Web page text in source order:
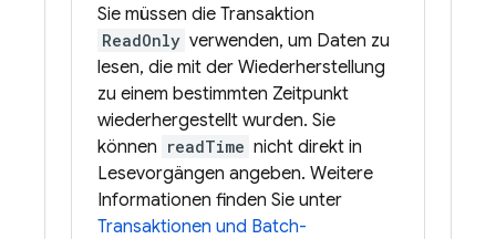
Sie müssen die Transaktion
ReadOnly verwenden, um Daten zu
lesen, die mit der Wiederherstellung
zu einem bestimmten Zeitpunkt
wiederhergestellt wurden. Sie
können readTime nicht direkt in
Lesevorgängen angeben. Weitere
Informationen finden Sie unter
Transaktionen und Batch-